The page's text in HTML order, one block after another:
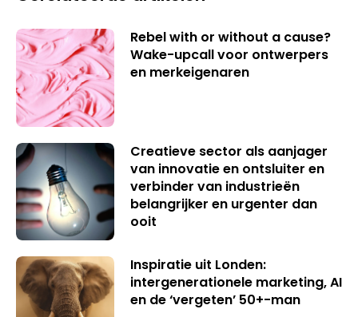
Rebel with or without a cause?
Wake-upcall voor ontwerpers
en merkeigenaren
Creatieve sector als aanjager
van innovatie en ontsluiter en
verbinder van industrieën
belangrijker en urgenter dan
ooit
Inspiratie uit Londen:
intergenerationele marketing, AI
en de ‘vergeten’ 50+-man